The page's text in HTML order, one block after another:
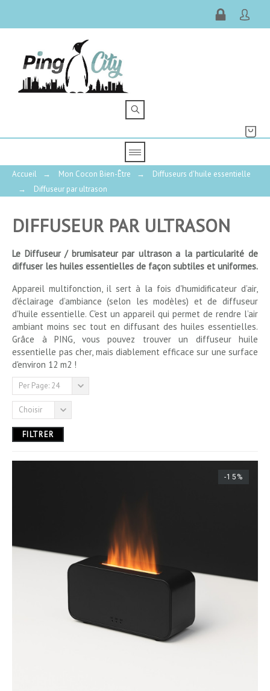
Accueil → Mon Cocon Bien-Être →
Diffuseurs d'huile essentielle
→
Diffuseur par ultrason
PRIX
11,00 € - 13,00 €
DIFFUSEUR PAR ULTRASON
Le Diffuseur / brumisateur par ultrason a la particularité de
diffuser les huiles essentielles de façon subtiles et uniformes.
Appareil multifonction, il sert à la fois d'humidificateur d’air,
d'éclairage d’ambiance (selon les modèles) et de diffuseur
d'huile essentielle. C'est un appareil qui permet de rendre l’air
ambiant moins sec tout en diffusant des huiles essentielles.
Grâce à PING, vous pouvez trouver un diffuseur huile
essentielle pas cher, mais diablement efficace sur une surface
d'environ 12 m2 !
Per Page: 24
Choisir
FILTRER
-15%